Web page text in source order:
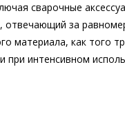
сварочные
за
материала, как того
при интенсивном